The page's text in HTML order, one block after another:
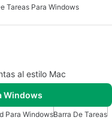
Tareas Para Windows
al estilo Mac
Windows
Para WindowsBarra De Tareas